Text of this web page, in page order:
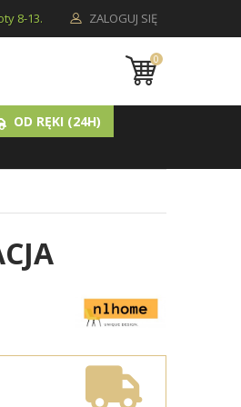
ZALOGUJ SIĘ
8-13.
0
OD RĘKI (24H)